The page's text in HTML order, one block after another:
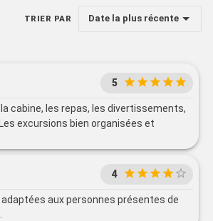
TRIER PAR Date la plus récente
5
cabine, les repas, les divertissements,
excursions bien organisées et
4
aux personnes présentes de